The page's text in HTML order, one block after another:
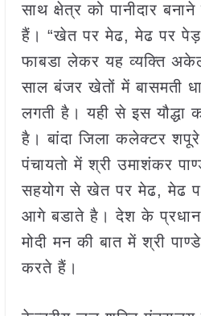
साथ क्षेत्र को पानीदार
हैं। “खेत पर मेढ, मेढ पर
फाबडा लेकर यह व्यक्ति
साल बंजर खेतों में बासमती
लगती है। यही से इस यौद्धा
है। बांदा जिला कलेक्टर
पंचायतो में श्री उमाशंकर
सहयोग से खेत पर मेढ, मेढ
आगे बडाते है। देश के
मोदी मन की बात में श्री
करते हैं।